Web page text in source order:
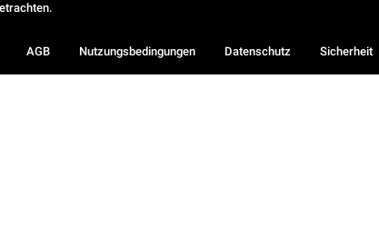
AGB Nutzungsbedingungen Datenschutz Sicherheit